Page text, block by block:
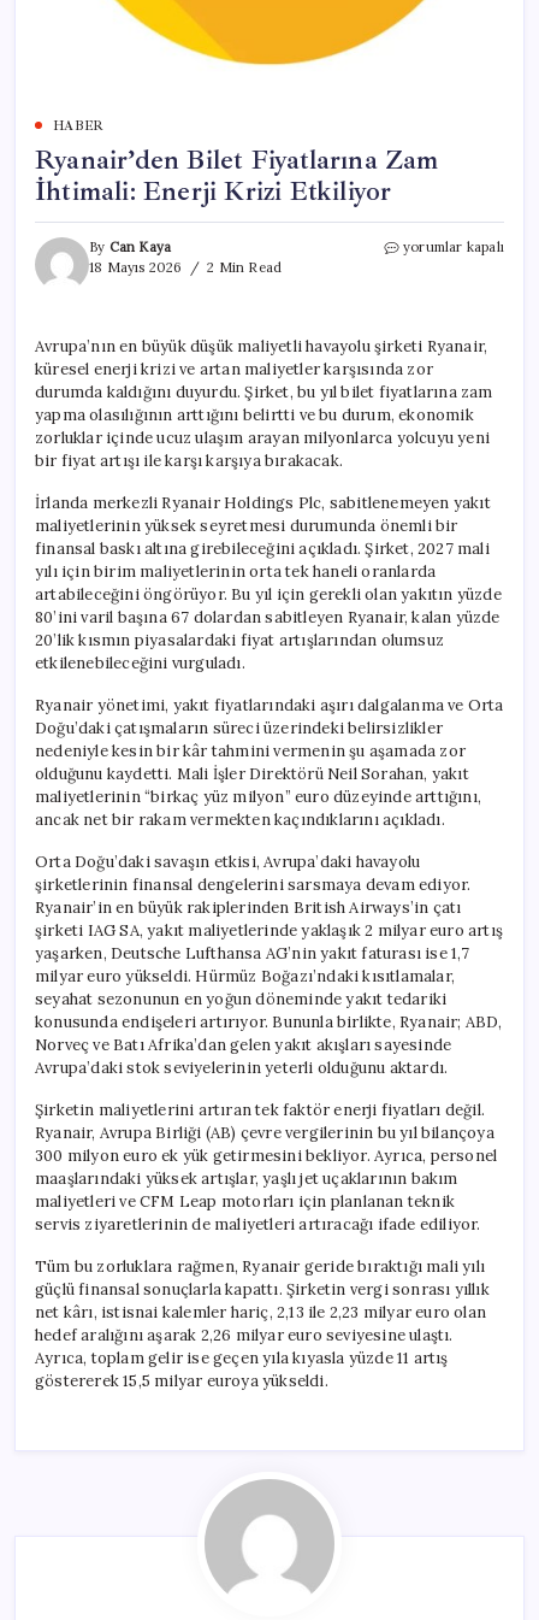
HABER
Ryanair’den Bilet Fiyatlarına Zam
İhtimali: Enerji Krizi Etkiliyor
By Can Kaya
18 Mayıs 2026
2 Min Read
Ryanair’den
Enerji
Krizi
Etkiliyor
için
yorumlar kapalı
Avrupa’nın en büyük düşük maliyetli havayolu şirketi Ryanair,
küresel enerji krizi ve artan maliyetler karşısında zor
durumda kaldığını duyurdu. Şirket, bu yıl bilet fiyatlarına zam
yapma olasılığının arttığını belirtti ve bu durum, ekonomik
zorluklar içinde ucuz ulaşım arayan milyonlarca yolcuyu yeni
bir fiyat artışı ile karşı karşıya bırakacak.
İrlanda merkezli Ryanair Holdings Plc, sabitlenemeyen yakıt
maliyetlerinin yüksek seyretmesi durumunda önemli bir
finansal baskı altına girebileceğini açıkladı. Şirket, 2027 mali
yılı için birim maliyetlerinin orta tek haneli oranlarda
artabileceğini öngörüyor. Bu yıl için gerekli olan yakıtın yüzde
80’ini varil başına 67 dolardan sabitleyen Ryanair, kalan yüzde
20’lik kısmın piyasalardaki fiyat artışlarından olumsuz
etkilenebileceğini vurguladı.
Ryanair yönetimi, yakıt fiyatlarındaki aşırı dalgalanma ve Orta
Doğu’daki çatışmaların süreci üzerindeki belirsizlikler
nedeniyle kesin bir kâr tahmini vermenin şu aşamada zor
olduğunu kaydetti. Mali İşler Direktörü Neil Sorahan, yakıt
maliyetlerinin “birkaç yüz milyon” euro düzeyinde arttığını,
ancak net bir rakam vermekten kaçındıklarını açıkladı.
Orta Doğu’daki savaşın etkisi, Avrupa’daki havayolu
şirketlerinin finansal dengelerini sarsmaya devam ediyor.
Ryanair’in en büyük rakiplerinden British Airways’in çatı
şirketi IAG SA, yakıt maliyetlerinde yaklaşık 2 milyar euro artış
yaşarken, Deutsche Lufthansa AG’nin yakıt faturası ise 1,7
milyar euro yükseldi. Hürmüz Boğazı’ndaki kısıtlamalar,
seyahat sezonunun en yoğun döneminde yakıt tedariki
konusunda endişeleri artırıyor. Bununla birlikte, Ryanair; ABD,
Norveç ve Batı Afrika’dan gelen yakıt akışları sayesinde
Avrupa’daki stok seviyelerinin yeterli olduğunu aktardı.
Şirketin maliyetlerini artıran tek faktör enerji fiyatları değil.
Ryanair, Avrupa Birliği (AB) çevre vergilerinin bu yıl bilançoya
300 milyon euro ek yük getirmesini bekliyor. Ayrıca, personel
maaşlarındaki yüksek artışlar, yaşlı jet uçaklarının bakım
maliyetleri ve CFM Leap motorları için planlanan teknik
servis ziyaretlerinin de maliyetleri artıracağı ifade ediliyor.
Tüm bu zorluklara rağmen, Ryanair geride bıraktığı mali yılı
güçlü finansal sonuçlarla kapattı. Şirketin vergi sonrası yıllık
net kârı, istisnai kalemler hariç, 2,13 ile 2,23 milyar euro olan
hedef aralığını aşarak 2,26 milyar euro seviyesine ulaştı.
Ayrıca, toplam gelir ise geçen yıla kıyasla yüzde 11 artış
göstererek 15,5 milyar euroya yükseldi.